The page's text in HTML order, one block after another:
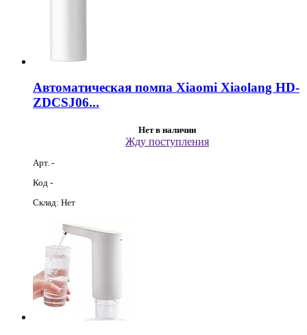
Автоматическая помпа Xiaomi Xiaolang HD-
ZDCSJ06...
Нет в наличии
Жду поступления
Арт. -
Код -
Склад: Нет